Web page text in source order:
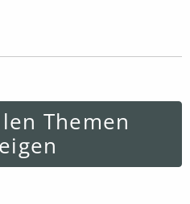
Themen